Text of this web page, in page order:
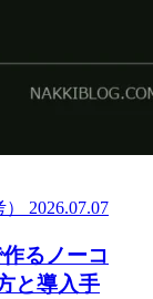
2026.07.07
るノーコ
と導入手